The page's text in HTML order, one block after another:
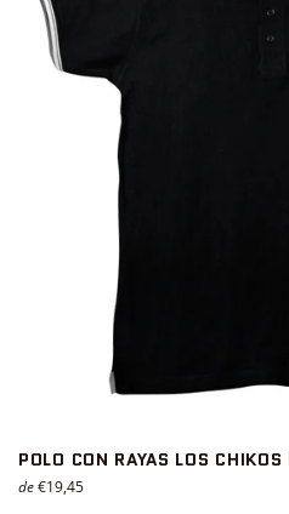
POLO CON RAYAS LOS
de€19,45